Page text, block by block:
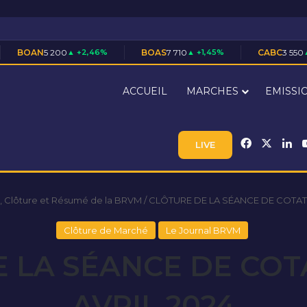
▲ +2,46% BOAS7 710 ▲ +1,45% CABC3 550 ▲ +1,43%
ACCUEIL MARCHES
LIVE Facebook
Clôture et Résumé de la BRVM / CLÔTURE DE LA SÉANCE DE
Clôture de Marché Le Journal BRVM